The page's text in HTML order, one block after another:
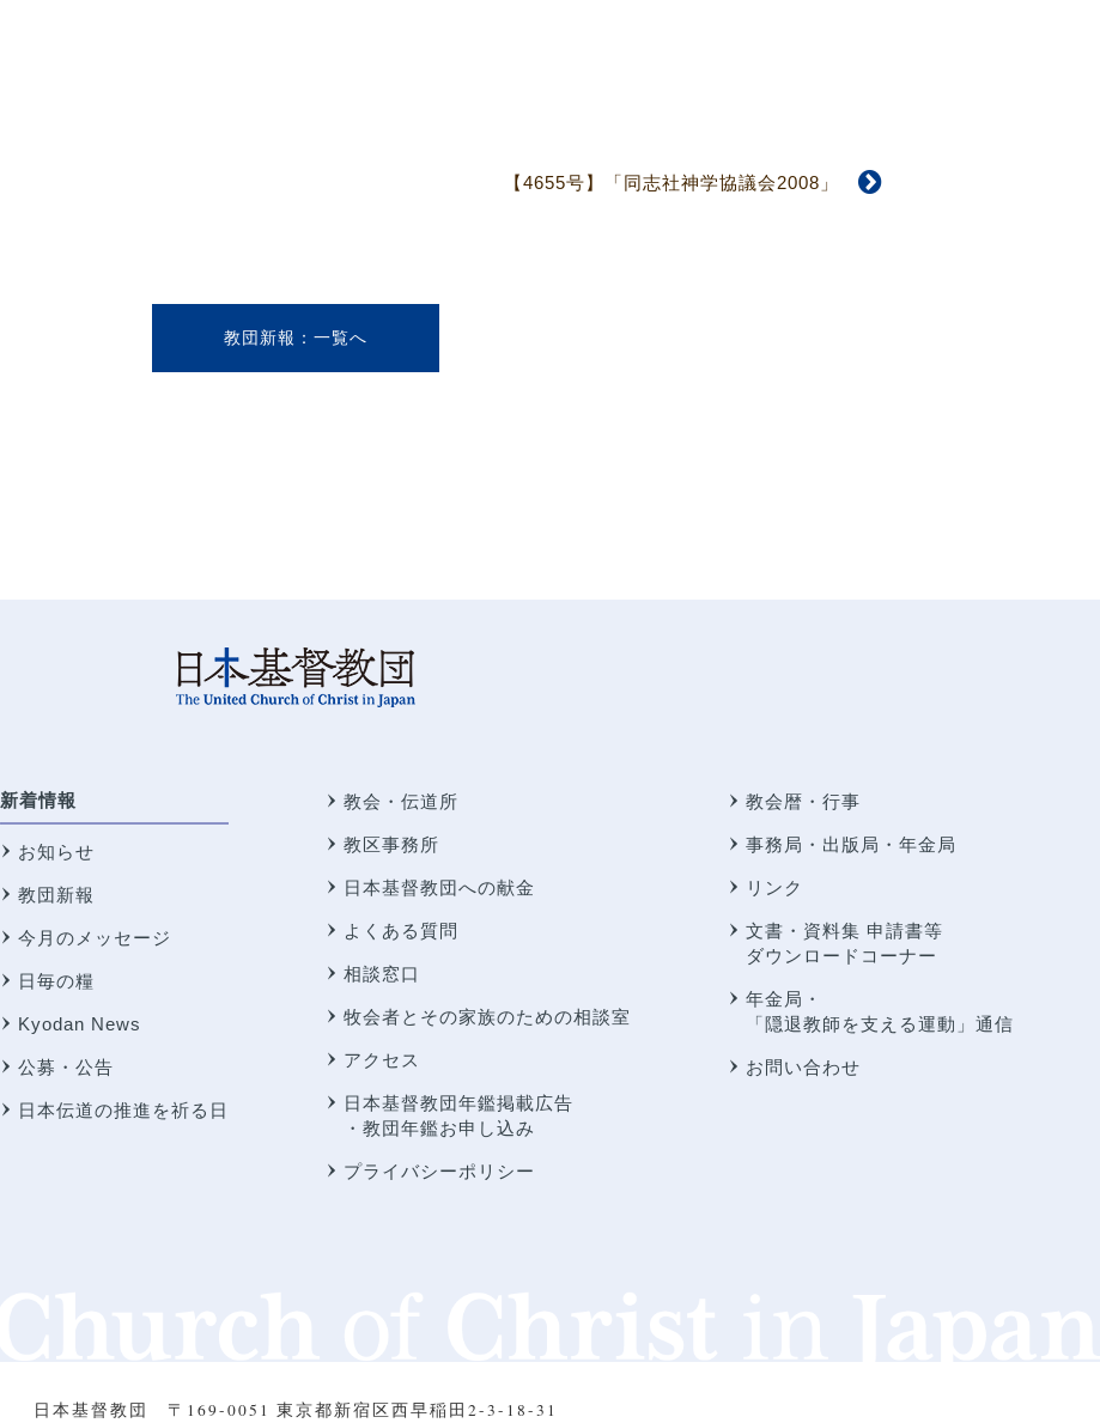
【4655号】「同志社神学協議会2008」
教団新報
新着情報
お知らせ
教団新報
今月のメッセージ
日毎の糧
Kyodan News
公募・公告
日本伝道の推進を祈る日
教会・伝道所
教区事務所
日本基督教団への献金
よくある質問
相談窓口
牧会者とその家族のための相談室
アクセス
日本基督教団年鑑掲載広告
・教団年鑑お申し込み
プライバシーポリシー
教会暦・行事
事務局・出版局・年金局
リンク
文書・資料集 申請書等
ダウンロードコーナー
年金局・
「隠退教師を支える運動」通信
お問い合わせ
日本基督教団 〒169-0051 東京都新宿区西早稲田2-3-18-31